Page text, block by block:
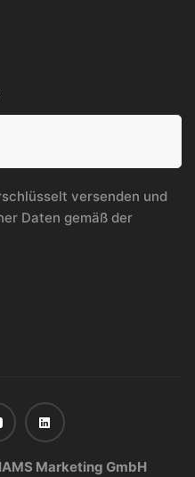
versenden und
Daten gemäß der
Marketing GmbH